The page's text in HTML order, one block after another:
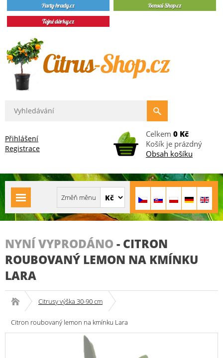
Přihlášení
Registrace
Celkem 0 Kč
Košík je prázdný
Obsah košíku
NYNÍ VYPRODÁNO - CITRON
ROUBOVANÝ LEMON NA KMÍNKU
LARA
Citrusy výška 30-90 cm
Citron roubovaný lemon na kmínku Lara